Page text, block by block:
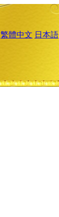
繁體中文 日本語